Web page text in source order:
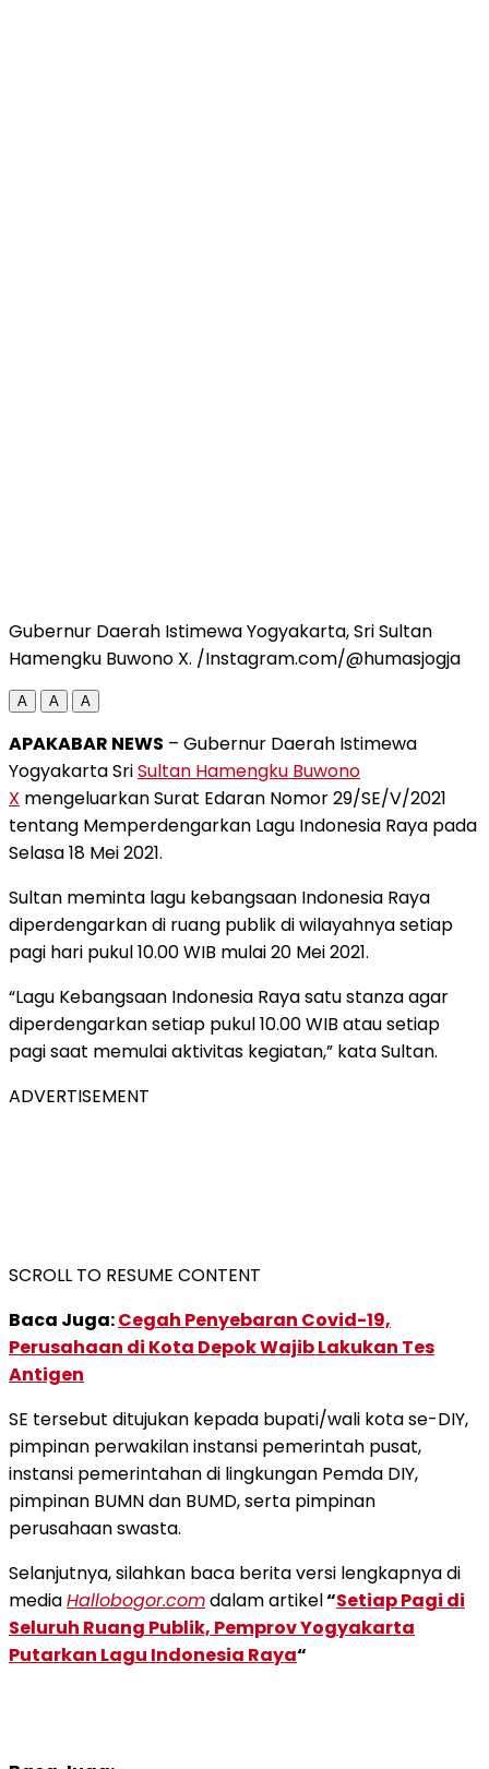
Gubernur Daerah Istimewa Yogyakarta, Sri Sultan
Hamengku Buwono X. /Instagram.com/@humasjogja
A A A
APAKABAR NEWS – Gubernur Daerah Istimewa
Yogyakarta SriSultan Hamengku Buwono
X mengeluarkan Surat Edaran Nomor 29/SE/V/2021
tentang Memperdengarkan Lagu Indonesia Raya pada
Selasa 18 Mei 2021.
Sultan meminta lagu kebangsaan Indonesia Raya
diperdengarkan di ruang publik di wilayahnya setiap
pagi hari pukul 10.00 WIB mulai 20 Mei 2021.
“Lagu Kebangsaan Indonesia Raya satu stanza agar
diperdengarkan setiap pukul 10.00 WIB atau setiap
pagi saat memulai aktivitas kegiatan,” kata Sultan.
ADVERTISEMENT
SCROLL TO RESUME CONTENT
Baca Juga:Cegah Penyebaran Covid-19,
Perusahaan di Kota Depok Wajib Lakukan Tes
Antigen
SE tersebut ditujukan kepada bupati/wali kota se-DIY,
pimpinan perwakilan instansi pemerintah pusat,
instansi pemerintahan di lingkungan Pemda DIY,
pimpinan BUMN dan BUMD, serta pimpinan
perusahaan swasta.
Selanjutnya, silahkan baca berita versi lengkapnya di
mediaHallobogor.comdalam artikel“Setiap Pagi di
Seluruh Ruang Publik, Pemprov Yogyakarta
Putarkan Lagu Indonesia Raya“